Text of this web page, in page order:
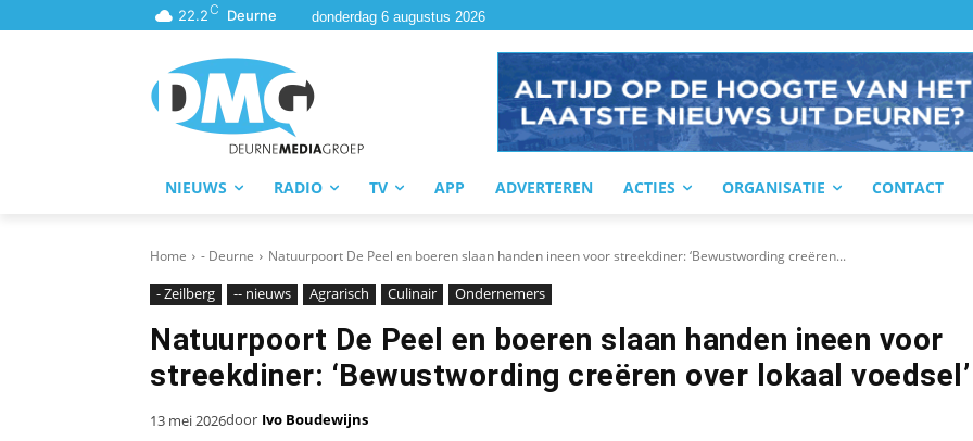
22.2C Deurne donderdag 6 augustus 2026
NIEUWS RADIO TV APP ADVERTEREN ACTIES ORGANISATIE CONTACT
Home - Deurne Natuurpoort De Peel en boeren slaan handen ineen voor streekdiner: ‘Bewustwording creëren...
- Zeilberg -- nieuws Agrarisch Culinair Ondernemers
Natuurpoort De Peel en boeren slaan handen ineen voor
streekdiner: ‘Bewustwording creëren over lokaal voedsel’
13 mei 2026door Ivo Boudewijns